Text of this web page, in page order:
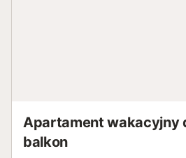
Apartament wakacyjny
balkon